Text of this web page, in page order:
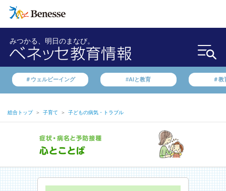
みつかる、明日のまなび。
＃ウェルビーイング #AIと教育 ＃教
総合トップ ＞ 子育て ＞ 子どもの病気・トラブル